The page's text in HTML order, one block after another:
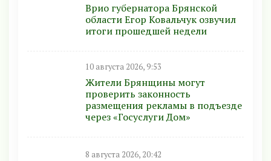
Врио губернатора Брянской
области Егор Ковальчук озвучил
итоги прошедшей недели
10 августа 2026, 9:53
Жители Брянщины могут
проверить законность
размещения рекламы в подъезде
через «Госуслуги Дом»
8 августа 2026, 20:42